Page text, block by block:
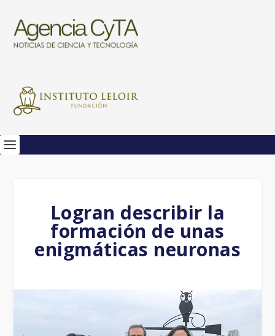
Logran describir la
formación de unas
enigmáticas neuronas